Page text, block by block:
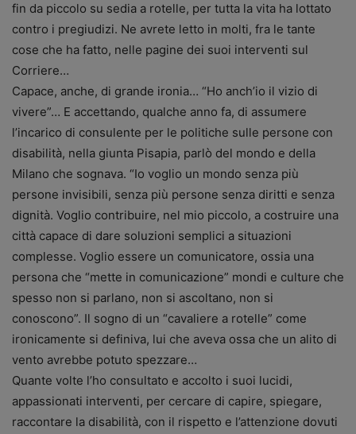
fin da piccolo su sedia a rotelle, per tutta la vita ha lottato
contro i pregiudizi. Ne avrete letto in molti, fra le tante
cose che ha fatto, nelle pagine dei suoi interventi sul
Corriere…
Capace, anche, di grande ironia… “Ho anch’io il vizio di
vivere”… E accettando, qualche anno fa, di assumere
l’incarico di consulente per le politiche sulle persone con
disabilità, nella giunta Pisapia, parlò del mondo e della
Milano che sognava. “Io voglio un mondo senza più
persone invisibili, senza più persone senza diritti e senza
dignità. Voglio contribuire, nel mio piccolo, a costruire una
città capace di dare soluzioni semplici a situazioni
complesse. Voglio essere un comunicatore, ossia una
persona che “mette in comunicazione” mondi e culture che
spesso non si parlano, non si ascoltano, non si
conoscono”. Il sogno di un “cavaliere a rotelle” come
ironicamente si definiva, lui che aveva ossa che un alito di
vento avrebbe potuto spezzare…
Quante volte l’ho consultato e accolto i suoi lucidi,
appassionati interventi, per cercare di capire, spiegare,
raccontare la disabilità, con il rispetto e l’attenzione dovuti